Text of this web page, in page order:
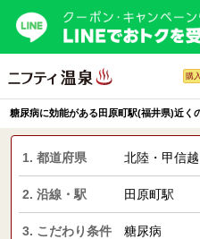
購
糖尿病に効能がある田原町駅(福井県)近く
1. 都道府県 北陸・甲信
2. 沿線・駅 田原町駅
3. こだわり条件 糖尿病